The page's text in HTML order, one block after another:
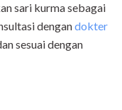
sari kurma sebagai
dengandokter
sesuai dengan